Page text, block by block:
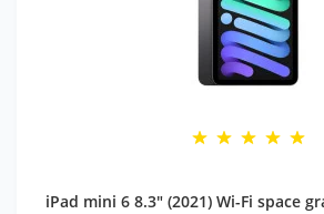
iPad mini 6 8.3" (2021) Wi-Fi space